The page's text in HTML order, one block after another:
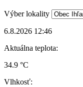
Výber lokality
6.8.2026 12:46
Aktuálna teplota:
34.9 °C
Vlhkosť: